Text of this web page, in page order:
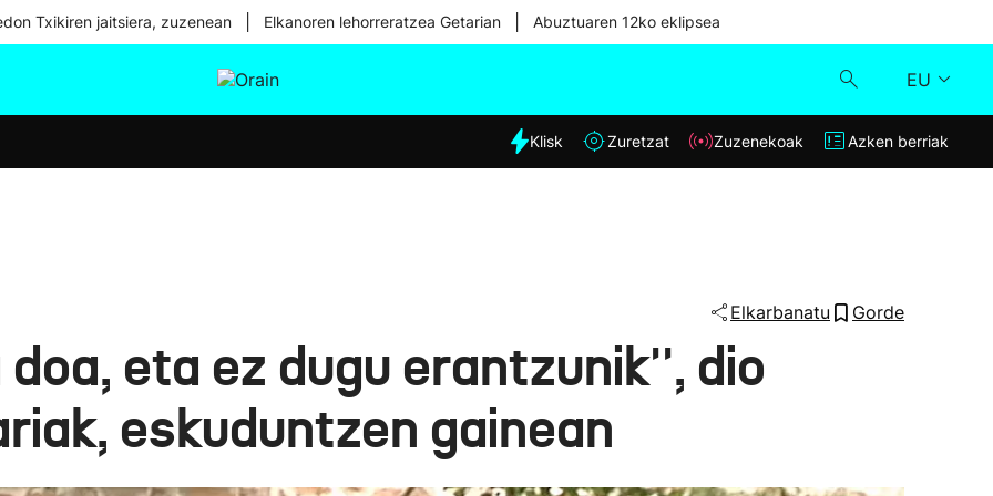
Txikiren jaitsiera, zuzenean Elkanoren lehorreratzea Getarian Abuztuaren 12ko eklipsea
EU
Eguraldia
Klisk
Klisk Zuretzat Zuzenekoak Azken berriak
Elkarbanatu Gorde
eta ez dugu erantzunik'', dio
eskuduntzen gainean